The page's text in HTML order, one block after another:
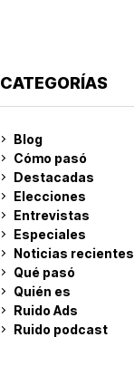
CATEGORÍAS
Blog
Cómo pasó
Destacadas
Elecciones
Entrevistas
Especiales
Noticias recientes
Qué pasó
Quién es
Ruido Ads
Ruido podcast